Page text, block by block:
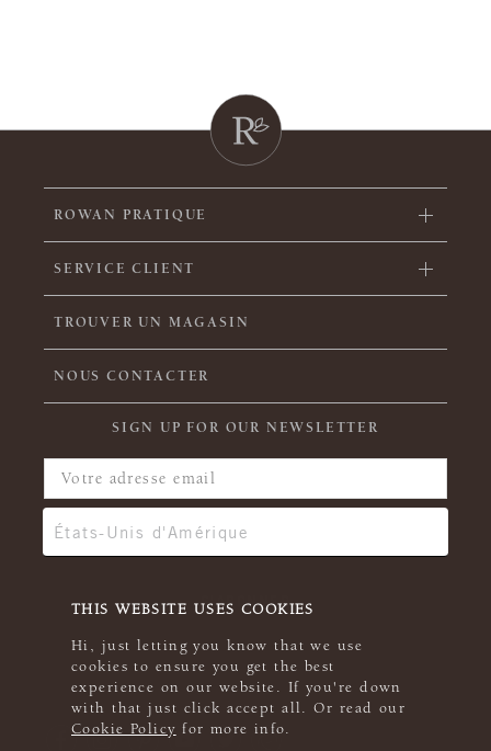
THIS WEBSITE USES COOKIES
Hi, just letting you know that we use
cookies to ensure you get the best
experience on our website. If you're down
with that just click accept all. Or read our
Cookie Policy for more info.
ROWAN PRATIQUE
SERVICE CLIENT
TROUVER UN MAGASIN
NOUS CONTACTER
SIGN UP FOR OUR NEWSLETTER